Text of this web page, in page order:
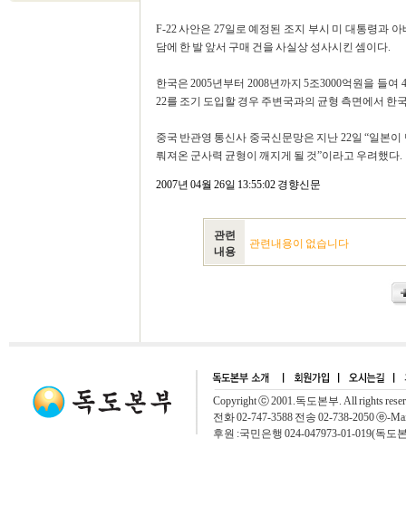
F-22 사안은 27일로 예정된 조지 부시 미 대통령과
담에 한 발 앞서 구매 건을 사실상 성사시킨 셈이다.
한국은 2005년부터 2008년까지 5조3000억원을 들
22를 조기 도입할 경우 주변국과의 균형 측면에서 한
중국 반관영 통신사 중국신문망은 지난 22일 “일본
뤄져온 군사력 균형이 깨지게 될 것”이라고 우려했다.
2007년 04월 26일 13:55:02 경향신문
관련
내용
관련내용이 없습니다
Copyright ⓒ 2001.독도본부. All rights
전화 02-747-3588 전송 02-738-2050 ⓔ-
후원 :국민은행 024-047973-01-019(독도